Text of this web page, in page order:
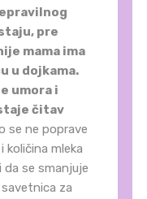
pre
mama ima
u dojkama.
umora i
čitav
se ne poprave
mleka
se smanjuje
za